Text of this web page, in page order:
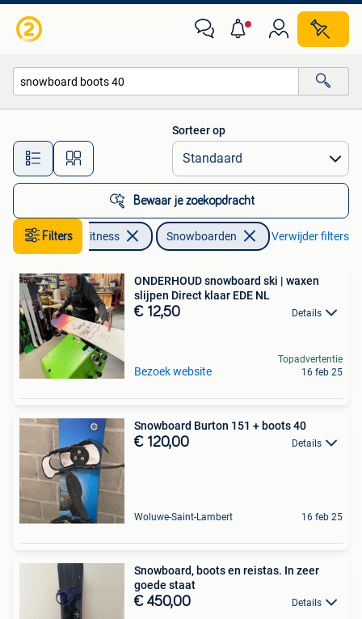
Alle afstanden…
Sorteer op
Bewaar je zoekopdracht
Filters
Sport en Fitness Snowboarden Verwijder filters
ONDERHOUD snowboard ski | waxen
slijpen Direct klaar EDE NL
€ 12,50 Details
Bezoek website
Topadvertentie
16 feb 25
Snowboard Burton 151 + boots 40
€ 120,00 Details
Woluwe-Saint-Lambert 16 feb 25
Snowboard, boots en reistas. In zeer
goede staat
€ 450,00 Details